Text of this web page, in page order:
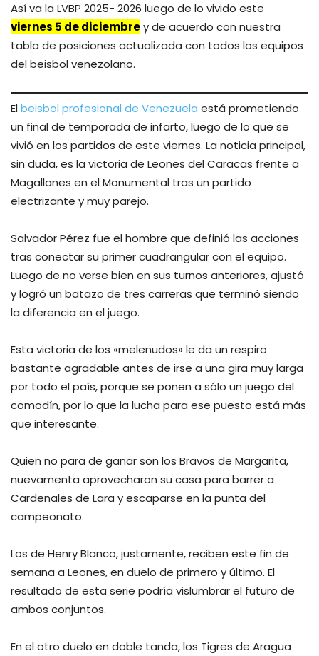
Así va la LVBP 2025- 2026 luego de lo vivido este
viernes 5 de diciembrey de acuerdo con nuestra
tabla de posiciones actualizada con todos los equipos
del beisbol venezolano.
Elbeisbol profesional de Venezuela está prometiendo
un final de temporada de infarto, luego de lo que se
vivió en los partidos de este viernes. La noticia principal,
sin duda, es la victoria de Leones del Caracas frente a
Magallanes en el Monumental tras un partido
electrizante y muy parejo.
Salvador Pérez fue el hombre que definió las acciones
tras conectar su primer cuadrangular con el equipo.
Luego de no verse bien en sus turnos anteriores, ajustó
y logró un batazo de tres carreras que terminó siendo
la diferencia en el juego.
Esta victoria de los «melenudos» le da un respiro
bastante agradable antes de irse a una gira muy larga
por todo el país, porque se ponen a sólo un juego del
comodín, por lo que la lucha para ese puesto está más
que interesante.
Quien no para de ganar son los Bravos de Margarita,
nuevamenta aprovecharon su casa para barrer a
Cardenales de Lara y escaparse en la punta del
campeonato.
Los de Henry Blanco, justamente, reciben este fin de
semana a Leones, en duelo de primero y último. El
resultado de esta serie podría vislumbrar el futuro de
ambos conjuntos.
En el otro duelo en doble tanda, los Tigres de Aragua